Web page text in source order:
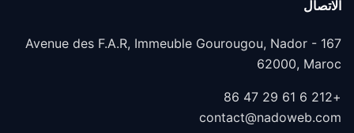
الاتصال
167 Avenue des F.A.R, Immeuble Gourougou, Nador -
62000, Maroc
+212 6 61 29 47 86
contact@nadoweb.com